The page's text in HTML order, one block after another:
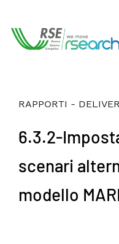
RAPPORTI -
6.3.2-
scenari
modello